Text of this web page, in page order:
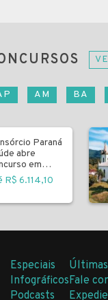
AM BA
Paraná
abre
em
R$ 6.114,10
Especiais
Infográficos
Podcasts
Fale